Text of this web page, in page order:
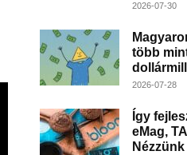
2026-07-30
több
2026-07-28
Így
eMag,
Nézzünk